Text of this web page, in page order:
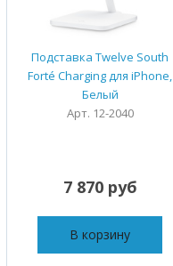
Подставка Twelve South
Forté Charging для iPhone,
Белый
Арт. 12-2040
7 870 руб
В корзину